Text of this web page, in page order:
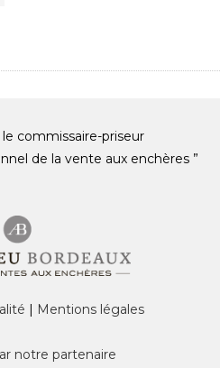
le commissaire-priseur
de la vente aux enchères ”
| Mentions légales
notre partenaire